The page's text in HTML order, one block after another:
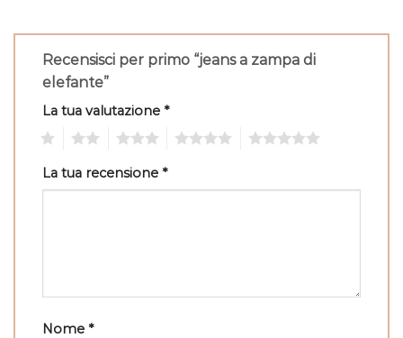
Recensisci per primo “jeans a zampa di
elefante”
La tua valutazione *
La tua recensione *
Nome *